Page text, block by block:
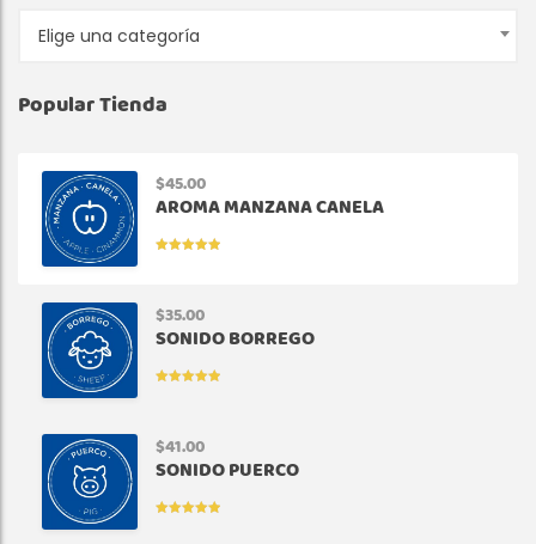
Elige una categoría
Popular Tienda
$45.00
AROMA MANZANA CANELA
$35.00
SONIDO BORREGO
$41.00
SONIDO PUERCO